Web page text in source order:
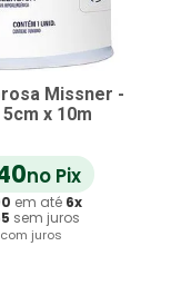
Missner -
x 10m
no Pix
em até 6x
sem juros
com juros